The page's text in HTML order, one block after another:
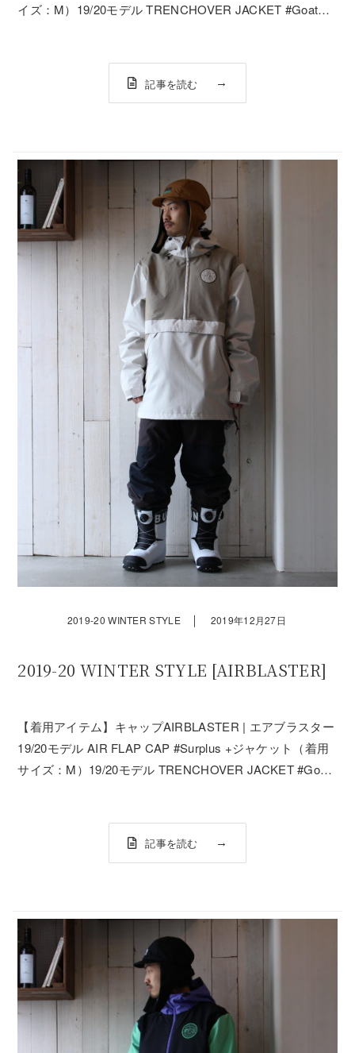
イズ：M）19/20モデル TRENCHOVER JACKET #Goat
記事を読む
2019-20 WINTER STYLE ｜ 2019年12月27日
2019-20 WINTER STYLE [AIRBLASTER]
【着用アイテム】キャップAIRBLASTER | エアブラスター
19/20モデル AIR FLAP CAP #Surplus +ジャケット（着用
サイズ：M）19/20モデル TRENCHOVER JACKET #Goat
記事を読む